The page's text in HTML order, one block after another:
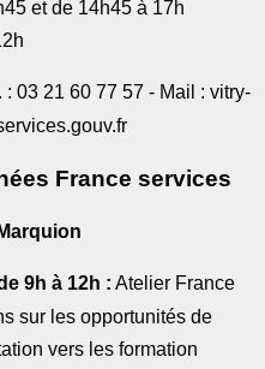
et de 14h45 à 17h
: 03 21 60 77 57 - Mail : vitry-
France services
9h à 12h : Atelier France
sur les opportunités de
vers les formation